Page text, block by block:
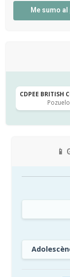
Me sumo al
CDPEE BRITISH
📱